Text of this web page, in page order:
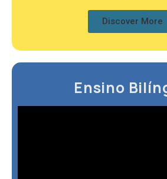
Discover More
Ensino